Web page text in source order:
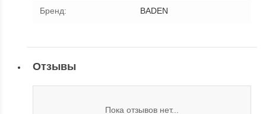
Бренд: BADEN
Отзывы
Пока отзывов нет...